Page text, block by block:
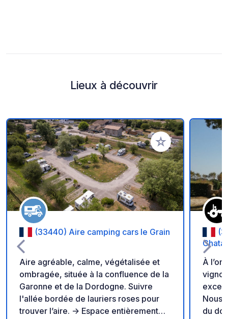
Lieux à découvrir
Ajouter à vos
(33440) Aire camping cars le Grain
Aire agréable, calme, végétalisée et
ombragée, située à la confluence de la
Garonne et de la Dordogne. Suivre
l'allée bordée de lauriers roses pour
trouver l’aire. -> Espace entièrement
À
Nous
du